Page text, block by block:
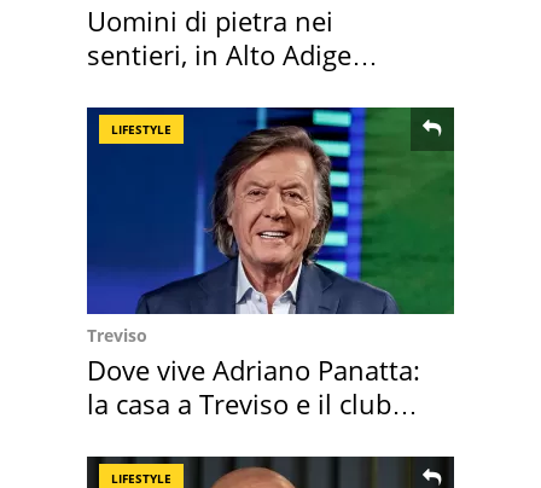
Uomini di pietra nei
sentieri, in Alto Adige
LIFESTYLE
Treviso
Dove vive Adriano Panatta:
la casa a Treviso e il club
LIFESTYLE